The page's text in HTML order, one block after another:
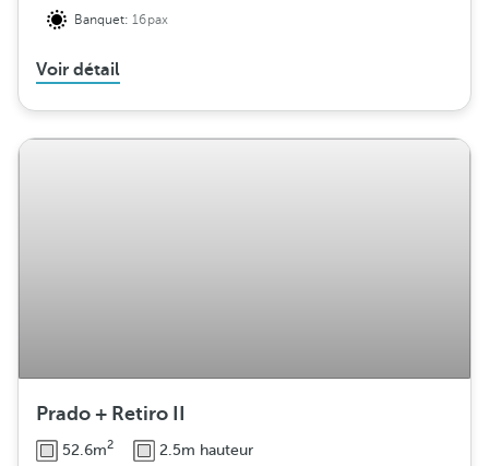
Banquet:16pax
Voir détail
Prado + Retiro II
52.6m2 2.5m hauteur